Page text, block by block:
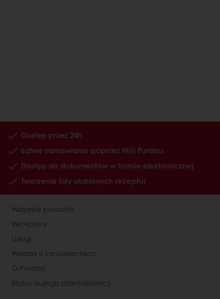
Dostęp przez 24h
Łatwe zamawianie poprzez Mój Puratos
Dostęp do dokumentów w formie elektronicznej
Tworzenie listy ulubionych receptur
Wszystkie produkty
Receptury
Usługi
Wiedza o konsumentach
O Puratos
Status dużego przedsiębiorcy